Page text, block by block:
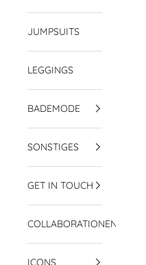
JUMPSUITS
LEGGINGS
BADEMODE
SONSTIGES
GET IN TOUCH
COLLABORATIONEN
ICONS